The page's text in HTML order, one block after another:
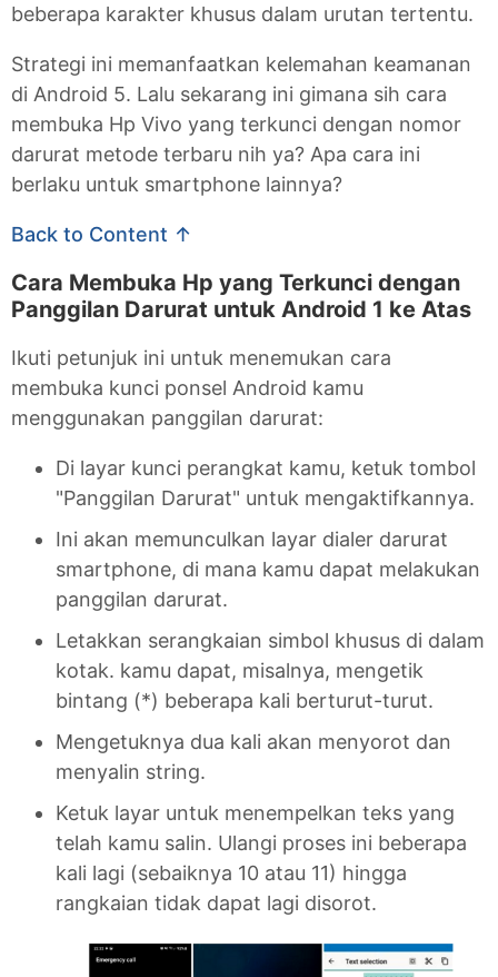
beberapa karakter khusus dalam urutan tertentu.
Strategi ini memanfaatkan kelemahan keamanan
di Android 5. Lalu sekarang ini gimana sih cara
membuka Hp Vivo yang terkunci dengan nomor
darurat metode terbaru nih ya? Apa cara ini
berlaku untuk smartphone lainnya?
Back to Content ↑
Cara Membuka Hp yang Terkunci dengan
Panggilan Darurat untuk Android 1 ke Atas
Ikuti petunjuk ini untuk menemukan cara
membuka kunci ponsel Android kamu
menggunakan panggilan darurat:
Di layar kunci perangkat kamu, ketuk tombol
"Panggilan Darurat" untuk mengaktifkannya.
Ini akan memunculkan layar dialer darurat
smartphone, di mana kamu dapat melakukan
panggilan darurat.
Letakkan serangkaian simbol khusus di dalam
kotak. kamu dapat, misalnya, mengetik
bintang (*) beberapa kali berturut-turut.
Mengetuknya dua kali akan menyorot dan
menyalin string.
Ketuk layar untuk menempelkan teks yang
telah kamu salin. Ulangi proses ini beberapa
kali lagi (sebaiknya 10 atau 11) hingga
rangkaian tidak dapat lagi disorot.